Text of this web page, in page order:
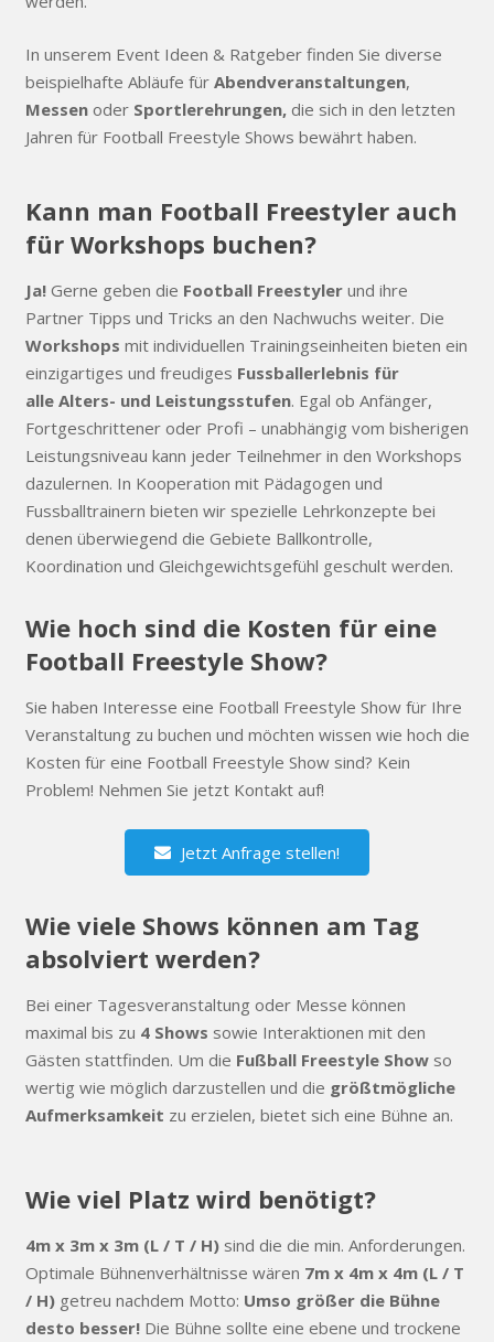
In unserem Event Ideen & Ratgeber finden Sie diverse
beispielhafte Abläufe für Abendveranstaltungen,
Messenoder Sportlerehrungen, die sich in den letzten
Jahren für Football Freestyle Shows bewährt haben.
Kann man Football Freestyler auch
für Workshops buchen?
Ja!Gerne geben die Football Freestylerund ihre
Partner Tipps und Tricks an den Nachwuchs weiter. Die
Workshops mit individuellen Trainingseinheiten bieten ein
einzigartiges und freudiges Fussballerlebnis für
alle Alters- und Leistungsstufen. Egal ob Anfänger,
Fortgeschrittener oder Profi – unabhängig vom bisherigen
Leistungsniveau kann jeder Teilnehmer in den Workshops
dazulernen. In Kooperation mit Pädagogen und
Fussballtrainern bieten wir spezielle Lehrkonzepte bei
denen überwiegend die Gebiete Ballkontrolle,
Koordination und Gleichgewichtsgefühl geschult werden.
Wie hoch sind die Kosten für eine
Football Freestyle Show?
Sie haben Interesse eine Football Freestyle Show für Ihre
Veranstaltung zu buchen und möchten wissen wie hoch die
Kosten für eine Football Freestyle Show sind? Kein
Problem! Nehmen Sie jetzt Kontakt auf!
Jetzt Anfrage stellen!
Wie viele Shows können am Tag
absolviert werden?
Bei einer Tagesveranstaltung oder Messe können
maximal bis zu 4 Shows sowie Interaktionen mit den
Gästen stattfinden. Um die Fußball Freestyle Showso
wertig wie möglich darzustellen und die größtmögliche
Aufmerksamkeit zu erzielen, bietet sich eine Bühne an.
Wie viel Platz wird benötigt?
4m x 3m x 3m (L / T / H)sind die die min. Anforderungen.
Optimale Bühnenverhältnisse wären 7m x 4m x 4m (L / T
/ H)getreu nachdem Motto: Umso größer die Bühne
desto besser!Die Bühne sollte eine ebene und trockene